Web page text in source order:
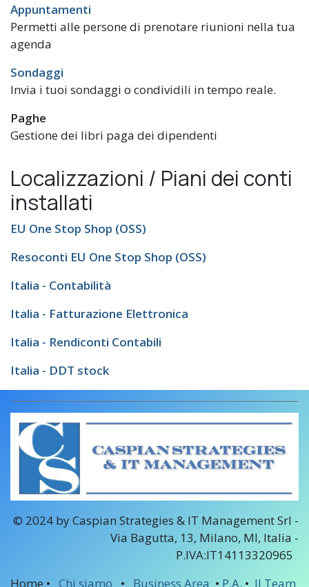
Appuntamenti
Permetti alle persone di prenotare riunioni nella tua
agenda
Sondaggi
Invia i tuoi sondaggi o condividili in tempo reale.
Paghe
Gestione dei libri paga dei dipendenti
Localizzazioni / Piani dei conti
installati
EU One Stop Shop (OSS)
Resoconti EU One Stop Shop (OSS)
Italia - Contabilità
Italia - Fatturazione Elettronica
Italia - Rendiconti Contabili
Italia - DDT stock
© 2024 by Caspian Strategies & IT Management Srl -
Via Bagutta, 13, Milano, MI, Italia -
P.IVA:IT14113320965
Home • Chi siamo • Business Area • P.A. • Il Team